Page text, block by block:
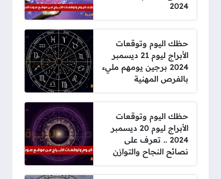
2024
حظك اليوم وتوقعات
الأبراج ليوم 21 ديسمبر
2024 برجين يومهم مليء
بالفرص المهنية
حظك اليوم وتوقعات
الأبراج ليوم 20 ديسمبر
2024 .. تعرف على
نصائح النجاح والتوازن